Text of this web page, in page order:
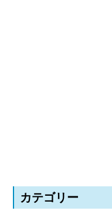
カテゴリー